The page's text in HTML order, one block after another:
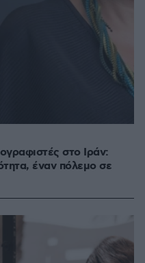
στο Ιράν:
έναν πόλεμο σε